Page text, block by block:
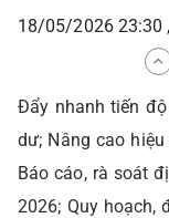
18/05/2026 23:30
Đẩy nhanh tiến
dư; Nâng cao
Báo cáo, rà soát
2026; Quy hoạch,